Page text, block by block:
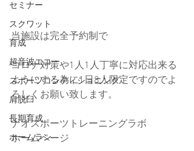
セミナー
スクワット
育成
超音波エコー
スポーツコンディショニング
肩脱臼
長期育成
ホームラン
当施設は完全予約制で
コロナ対策や1人1人丁寧に対応出来る
ようにする為に1日8人限定ですのでよ
ろしくお願い致します。
ナオスポーツトレーニングラボ
ホームページ